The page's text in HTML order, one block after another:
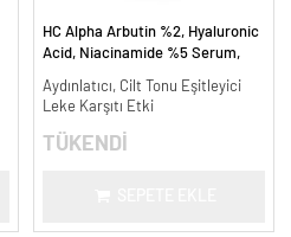
HC Alpha Arbutin %2, Hyaluronic
Acid, Niacinamide %5 Serum,
ml.
Aydınlatıcı, Cilt Tonu Eşitleyici
Leke Karşıtı Etki
TÜKENDİ